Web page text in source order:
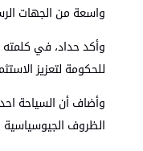
واسعة من الجهات
وأكد حداد، في كلمته
للحكومة لتعزيز
وأضاف أن السياحة
الظروف